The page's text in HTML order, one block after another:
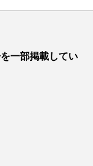
一部掲載してい